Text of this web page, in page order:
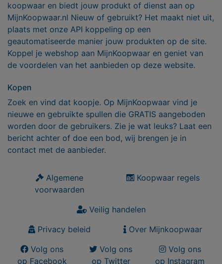
koopwaar en biedt jouw produkt of dienst aan op
MijnKoopwaar.nl Nieuw of gebruikt? Het maakt niet uit,
plaats met onze API koppeling op een
geautomatiseerde manier jouw produkten op de site.
Koppel je webshop aan MijnKoopwaar en geniet van
de voordelen van het aanbieden op deze website.
Kopen
Zoek en vind dat koopje. Op MijnKoopwaar vind je
nieuwe en gebruikte spullen die GRATIS aangeboden
worden door de gebruikers. Zie je wat leuks? Laat een
bericht achter of doe een bod, wij brengen je in
contact met de aanbieder.
Algemene
voorwaarden
Koopwaar regels
Veilig handelen
Privacy beleid
Over Mijnkoopwaar
Volg ons
op Facebook
Volg ons
op Twitter
Volg ons
op Instagram